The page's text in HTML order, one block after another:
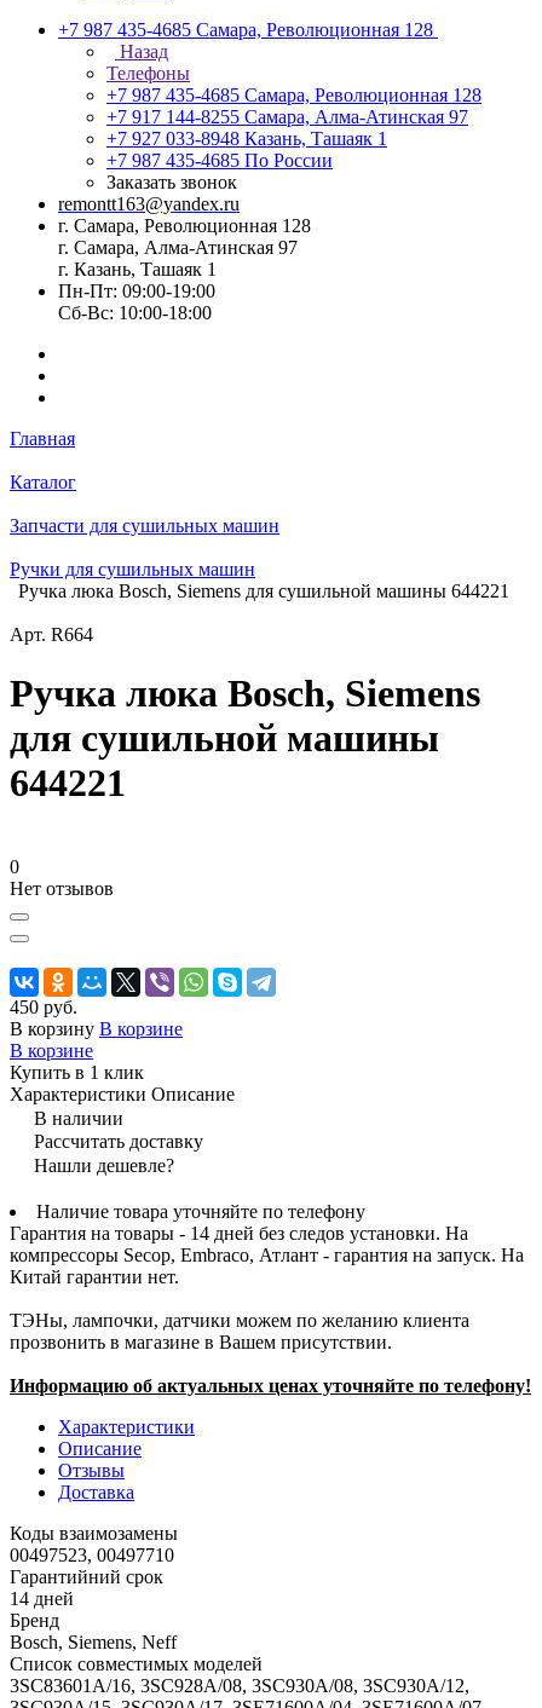
+7 987 435-4685 Самара, Революционная 128
Назад
Телефоны
+7 987 435-4685 Самара, Революционная 128
+7 917 144-8255 Самара, Алма-Атинская 97
+7 927 033-8948 Казань, Ташаяк 1
+7 987 435-4685 По России
Заказать звонок
remontt163@yandex.ru
г. Самара, Революционная 128
г. Самара, Алма-Атинская 97
г. Казань, Ташаяк 1
Пн-Пт: 09:00-19:00
Сб-Вс: 10:00-18:00
Главная
Каталог
Запчасти для сушильных машин
Ручки для сушильных машин
Ручка люка Bosch, Siemens для сушильной машины 644221
Арт. R664
Ручка люка Bosch, Siemens
для сушильной машины
644221
0
Нет отзывов
450 руб.
В корзину В корзине
В корзине
Купить в 1 клик
Характеристики Описание
В наличии
Рассчитать доставку
Нашли дешевле?
Наличие товара уточняйте по телефону
Гарантия на товары - 14 дней без следов установки. На
компрессоры Secop, Embraco, Атлант - гарантия на запуск. На
Китай гарантии нет.
ТЭНы, лампочки, датчики можем по желанию клиента
прозвонить в магазине в Вашем присутствии.
Информацию об актуальных ценах уточняйте по телефону!
Характеристики
Описание
Отзывы
Доставка
Коды взаимозамены
00497523, 00497710
Гарантийний срок
14 дней
Бренд
Bosch, Siemens, Neff
Список совместимых моделей
3SC83601A/16, 3SC928A/08, 3SC930A/08, 3SC930A/12,